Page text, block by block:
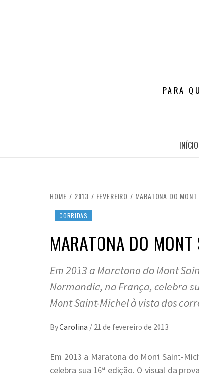
PARA
INÍCIO
HOME 2013 FEVEREIRO MARATONA DO
CORRIDAS
MARATONA DO
Em 2013 a Maratona do Mont
Normandia, na França, celebra
Mont Saint-Michel à vista dos
ByCarolina / 21 de fevereiro de 2013
Em 2013 a Maratona do Mont Saint-
celebra sua 16ª edição. O visual da